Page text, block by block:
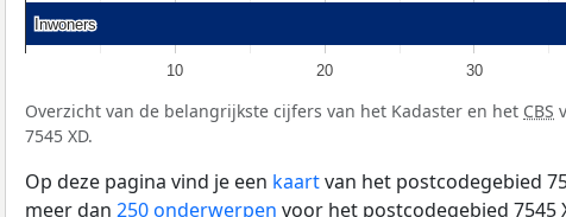
10 20 30
Inwoners
Inwoners
Overzicht van de belangrijkste cijfers van het Kadaster en het CBS
7545 XD.
Op deze pagina vind je een kaartvan het postcodegebied
meer dan 250 onderwerpen voor het postcodegebied 7545